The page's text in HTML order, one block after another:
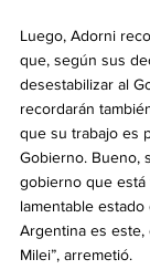
Luego, Adorni
que, según sus
desestabilizar al
recordarán
que su trabajo es
Gobierno. Bueno,
gobierno que
lamentable
Argentina es
Milei”, arremetió.